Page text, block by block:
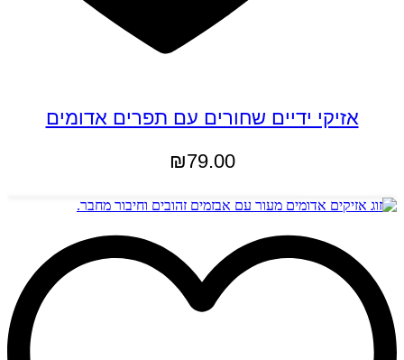
אזיקי ידיים שחורים עם תפרים אדומים
₪79.00